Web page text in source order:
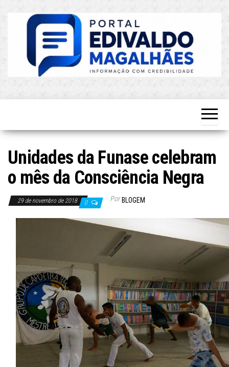
Atualizado!
Unidades da Funase celebram
o mês da Consciência Negra
29 de novembro de 2018 0 Por BLOGEM